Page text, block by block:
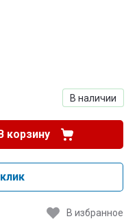
В наличии
корзину
В избранное